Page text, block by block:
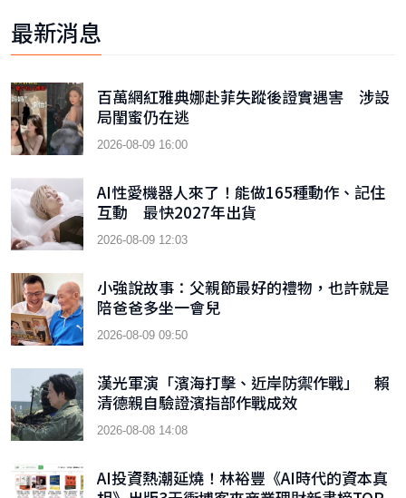
最新消息
百萬網紅雅典娜赴菲失蹤後證實遇害 涉設
局閨蜜仍在逃
2026-08-09 16:00
AI性愛機器人來了！能做165種動作、記住
互動 最快2027年出貨
2026-08-09 12:03
小強說故事：父親節最好的禮物，也許就是
陪爸爸多坐一會兒
2026-08-09 09:50
漢光軍演「濱海打擊、近岸防禦作戰」 賴
清德親自驗證濱指部作戰成效
2026-08-08 14:08
AI投資熱潮延燒！林裕豐《AI時代的資本真